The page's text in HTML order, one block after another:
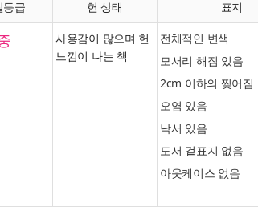
등급 헌 상태 표지
사용감이 많으며 헌
느낌이 나는 책
전체적인 변색
모서리 해짐 있음
2cm 이하의 찢어짐
오염 있음
낙서 있음
도서 겉표지 없음
아웃케이스 없음